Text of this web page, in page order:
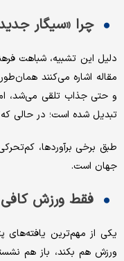
چرا «سیگار
دلیل این تشبیه، شباهت
مقاله اشاره می‌کنند
و حتی جذاب تلقی می‌شد،
تبدیل شده است؛ در حالی که
جهان است.
فقط ورزش
یکی از مهم‌ترین
ورزش هم بکند، باز هم